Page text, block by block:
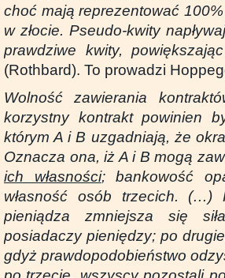
choć mają reprezentować
w złocie. Pseudo-kwity
prawdziwe kwity,
(Rothbard). To prowadzi
Wolność zawierania
korzystny kontrakt powinien
którym A i B uzgadniają, że
Oznacza ona, iż A i B mogą
ich własności; bankowość
własność osób trzecich. (…)
pieniądza zmniejsza się
posiadaczy pieniędzy; po
gdyż prawdopodobieństwo